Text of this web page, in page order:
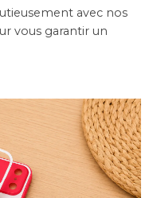
avec nos
vous garantir un